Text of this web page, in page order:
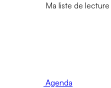
Ma liste de lecture
Agenda